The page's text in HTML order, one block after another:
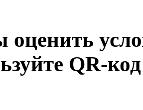
оценить
QR-код